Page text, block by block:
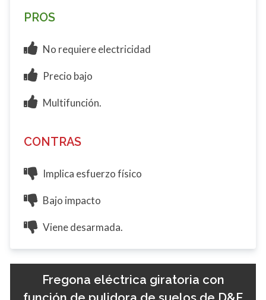
PROS
No requiere electricidad
Precio bajo
Multifunción.
CONTRAS
Implica esfuerzo físico
Bajo impacto
Viene desarmada.
Fregona eléctrica giratoria con